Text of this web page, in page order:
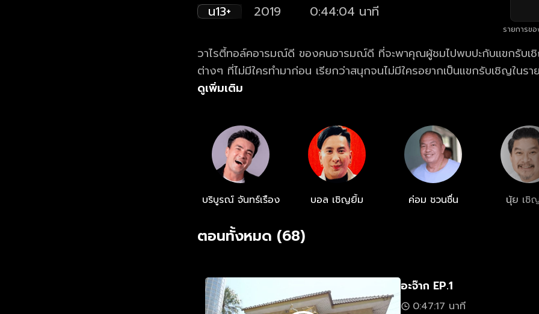
น13+ 2019 0:44:04 นาที
รายการข
วาไรตี้ทอล์คอารมณ์ดี ของคนอารมณ์ดี ที่จะพาคุณผู้ชมไปพบปะกับแขกรับเ
ต่างๆ ที่ไม่มีใครทำมาก่อน เรียกว่าสนุกจนไม่มีใครอยากเป็นแขกรับเชิญในรา
แล้วยังมีสถานการณ์หรือภารกิจที่สร้างความสนุกในแต่ละสัปดาห์ทำร่วมกันกั
ชวนชื่น
ดูเพิ่มเติม
บริบูรณ์ จันทร์เรือง บอล เชิญยิ้ม ค่อม ชวนชื่น นุ้ย เชิ
ตอนทั้งหมด (68)
อะจ๊าก EP.1
0:47:17 นาที